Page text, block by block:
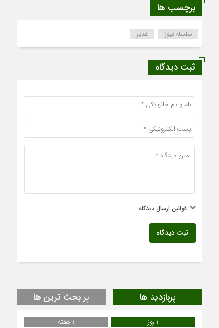
برچسب ها
سلسله نیوز غدیر
ثبت دیدگاه
قوانین ارسال دیدگاه
ثبت دیدگاه
پربازدید ها پر بحث ترین ها
1 روز
1 هفته